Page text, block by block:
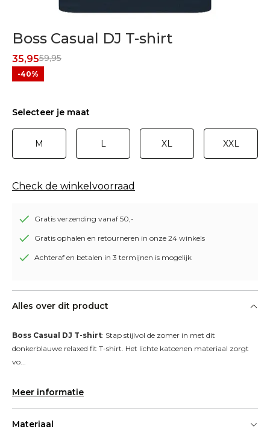
Boss Casual DJ T-shirt
59,95
35,95
-40%
Selecteer je maat
M L XL XXL
Check de winkelvoorraad
Gratis verzending vanaf 50,-
Gratis ophalen en retourneren in onze 24 winkels
Achteraf en betalen in 3 termijnen is mogelijk
Alles over dit product
Boss Casual DJ T-shirt: Stap stijlvol de zomer in met dit
donkerblauwe relaxed fit T-shirt. Het lichte katoenen materiaal zorgt
vo...
Meer informatie
Materiaal